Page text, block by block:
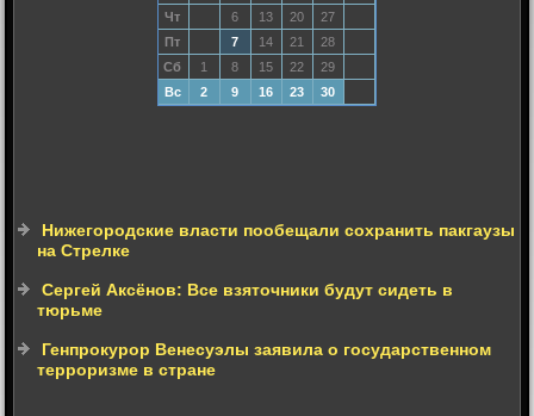
Чт
6 13 20
27
Пт
7 14 21
28
Сб
1 8 15 22
29
Вс
2 9 16 23 30
Нижегородские власти пообещали сохранить пакгаузы
на Стрелке
Сергей Аксёнов: Все взяточники будут сидеть в
тюрьме
Генпрокурор Венесуэлы заявила о государственном
терроризме в стране